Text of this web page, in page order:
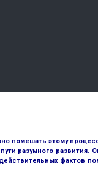
помешать этому
разумного развития.
фактов